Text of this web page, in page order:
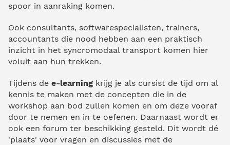
spoor in aanraking komen.
Ook consultants, softwarespecialisten, trainers,
accountants die nood hebben aan een praktisch
inzicht in het syncromodaal transport komen hier
voluit aan hun trekken.
Tijdens de e-learning krijg je als cursist de tijd om al
kennis te maken met de concepten die in de
workshop aan bod zullen komen en om deze vooraf
door te nemen en in te oefenen. Daarnaast wordt er
ook een forum ter beschikking gesteld. Dit wordt dé
'plaats' voor vragen en discussies met de